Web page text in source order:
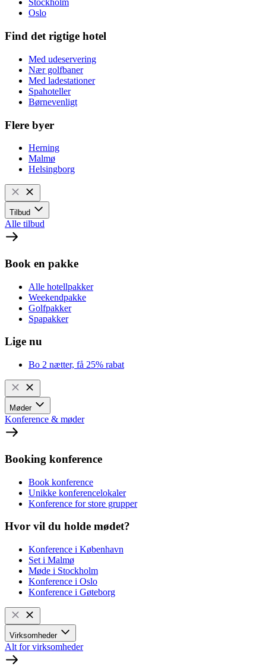
Stockholm
Oslo
Find det rigtige hotel
Med udeservering
Nær golfbaner
Med ladestationer
Spahoteller
Børnevenligt
Flere byer
Herning
Malmø
Helsingborg
Tilbud
Alle tilbud
Book en pakke
Alle hotellpakker
Weekendpakke
Golfpakker
Spapakker
Lige nu
Bo 2 nætter, få 25% rabat
Møder
Konference & møder
Booking konference
Book konference
Unikke konferencelokaler
Konference for store grupper
Hvor vil du holde mødet?
Konference i København
Set i Malmø
Møde i Stockholm
Konference i Oslo
Konference i Gøteborg
Virksomheder
Alt for virksomheder